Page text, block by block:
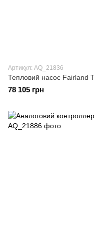
Артикул: AQ_21836
Тепловий насос Fairland
78 105 грн